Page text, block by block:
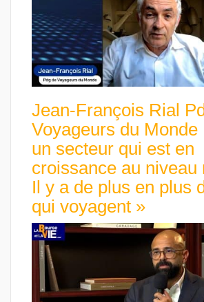
Jean-François Rial
Voyageurs du Monde
un secteur qui est en
croissance au niveau
Il y a de plus en plus
qui voyagent »